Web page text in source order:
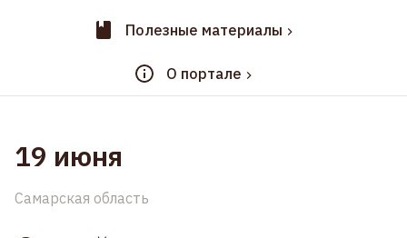
Полезные материалы
О портале
19 июня
Самарская область